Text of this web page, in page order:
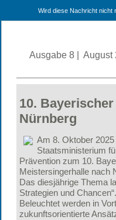
Wird diese Nachricht nicht
Ausgabe 8 | August
10.
Nürnberg
Am 8. Oktober
Staatsministerium
Prävention zum 10.
Meistersingerhalle nach
Das diesjährige Thema
Strategien und Chancen“.
Beleuchtet werden in
zukunftsorientierte